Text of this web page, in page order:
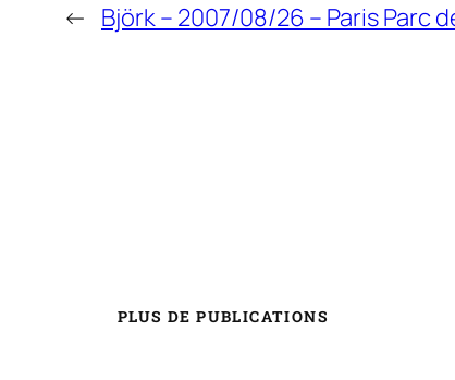
← Björk – 2007/08/26 – Paris Parc
PLUS DE PUBLICATIONS